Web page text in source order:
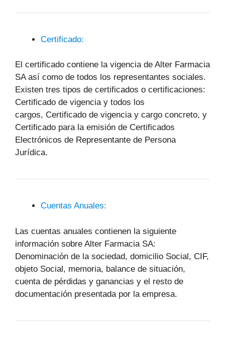
Certificado:
El certificado contiene la vigencia de Alter Farmacia
SA así como de todos los representantes sociales.
Existen tres tipos de certificados o certificaciones:
Certificado de vigencia y todos los
cargos, Certificado de vigencia y cargo concreto, y
Certificado para la emisión de Certificados
Electrónicos de Representante de Persona
Jurídica.
Cuentas Anuales:
Las cuentas anuales contienen la siguiente
información sobre Alter Farmacia SA:
Denominación de la sociedad, domicilio Social, CIF,
objeto Social, memoria, balance de situación,
cuenta de pérdidas y ganancias y el resto de
documentación presentada por la empresa.